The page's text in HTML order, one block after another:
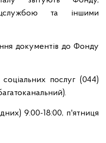
та іншими
документів до Фонду
соціальних послуг (044)
9:00-18:00, п'ятниця